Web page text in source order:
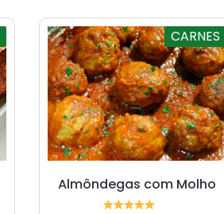
CARNES
Almôndegas com Molho